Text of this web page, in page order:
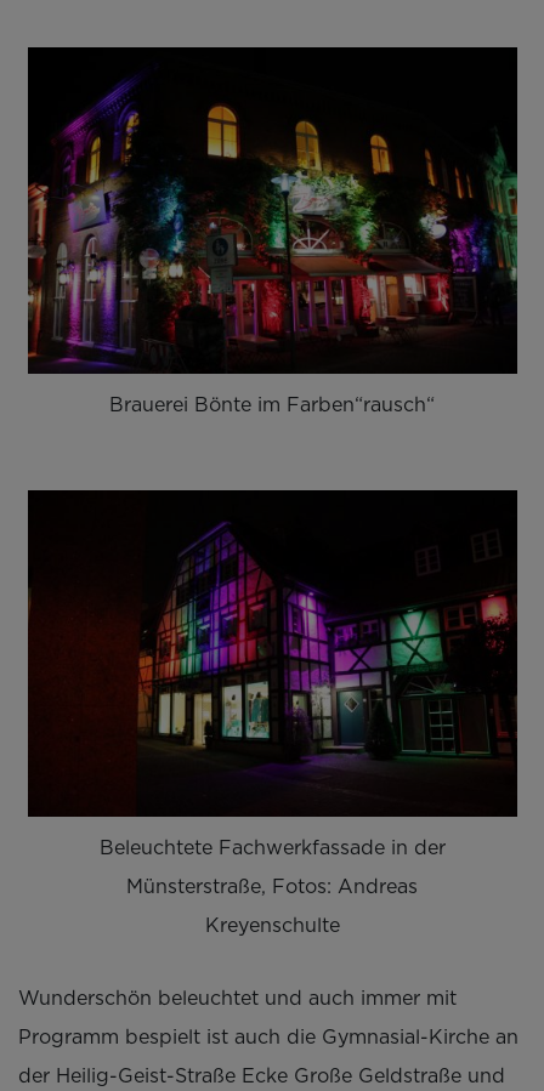
Brauerei Bönte im Farben“rausch“
Beleuchtete Fachwerkfassade in der
Münsterstraße, Fotos: Andreas
Kreyenschulte
Wunderschön beleuchtet und auch immer mit
Programm bespielt ist auch die Gymnasial-Kirche an
der Heilig-Geist-Straße Ecke Große Geldstraße und